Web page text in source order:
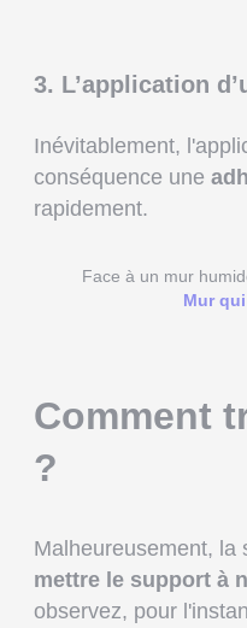
3. L’application
Inévitablement,
conséquence une
rapidement.
Face à un mur
Mur
Comment
?
Malheureusement, la
mettre le support à
observez, pour